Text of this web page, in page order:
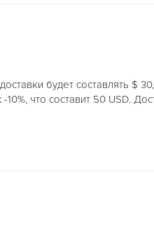
будет составлять $ 30,
что составит 50 USD.